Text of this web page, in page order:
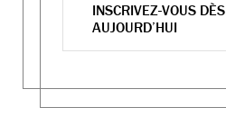
INSCRIVEZ-VOUS DÈS
AUJOURD’HUI